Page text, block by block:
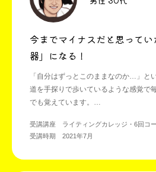
今までマイナスだと思って
器」になる！
「自分はずっとこのままなのか…」と
道を手探りで歩いているような感覚で
でも覚えています。
マイナスと思っていた「過去」を「武
た。
受講講座 ライティングカレッジ・6回コ
受講時期 2021年7月